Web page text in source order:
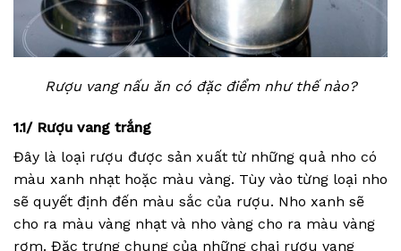
Rượu vang nấu ăn có đặc điểm như thế nào?
1.1/ Rượu vang trắng
Đây là loại rượu được sản xuất từ những quả nho có
màu xanh nhạt hoặc màu vàng. Tùy vào từng loại nho
sẽ quyết định đến màu sắc của rượu. Nho xanh sẽ
cho ra màu vàng nhạt và nho vàng cho ra màu vàng
rơm. Đặc trưng chung của những chai rượu vang